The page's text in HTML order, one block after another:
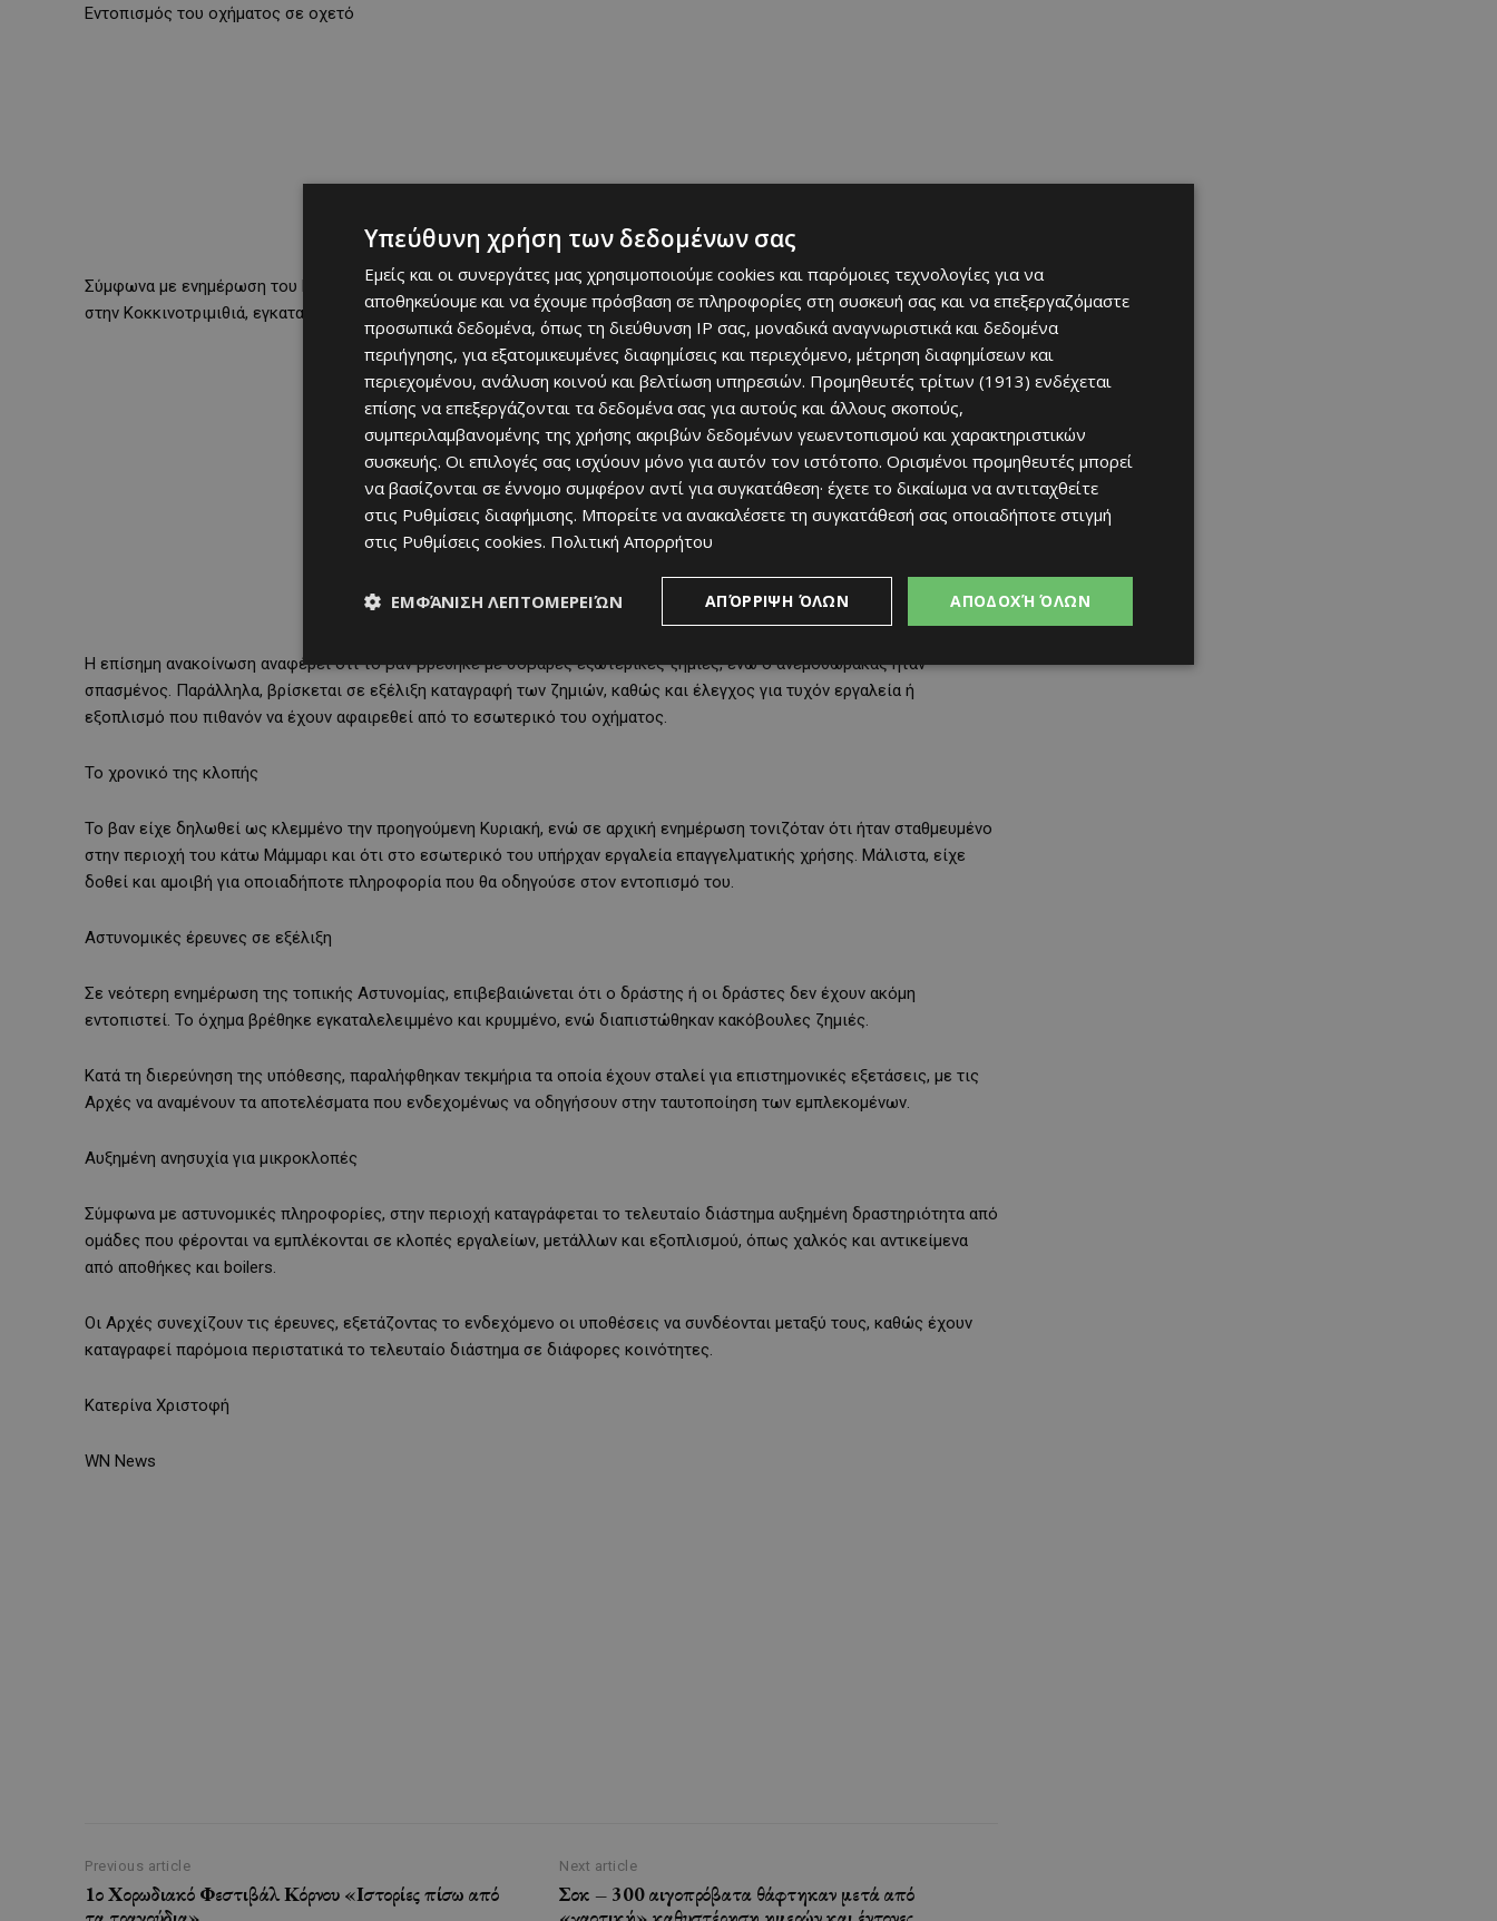
Εντοπισμός του οχήματος σε οχετό
Σύμφωνα με ενημέρωση του Κοινοτικού Συμβουλίου Κοκκινοτριμιθιάς, το όχημα εντοπίστηκε λίγες ημέρες αργότερα
στην Κοκκινοτριμιθιά, εγκαταλελειμμένο μέσα σε οχετό.
Η επίσημη ανακοίνωση αναφέρει ότι το βαν βρέθηκε με σοβαρές εξωτερικές ζημιές, ενώ ο ανεμοθώρακας ήταν
σπασμένος. Παράλληλα, βρίσκεται σε εξέλιξη καταγραφή των ζημιών, καθώς και έλεγχος για τυχόν εργαλεία ή
εξοπλισμό που πιθανόν να έχουν αφαιρεθεί από το εσωτερικό του οχήματος.
Το χρονικό της κλοπής
Το βαν είχε δηλωθεί ως κλεμμένο την προηγούμενη Κυριακή, ενώ σε αρχική ενημέρωση τονιζόταν ότι ήταν σταθμευμένο
στην περιοχή του κάτω Μάμμαρι και ότι στο εσωτερικό του υπήρχαν εργαλεία επαγγελματικής χρήσης. Μάλιστα, είχε
δοθεί και αμοιβή για οποιαδήποτε πληροφορία που θα οδηγούσε στον εντοπισμό του.
Αστυνομικές έρευνες σε εξέλιξη
Σε νεότερη ενημέρωση της τοπικής Αστυνομίας, επιβεβαιώνεται ότι ο δράστης ή οι δράστες δεν έχουν ακόμη
εντοπιστεί. Το όχημα βρέθηκε εγκαταλελειμμένο και κρυμμένο, ενώ διαπιστώθηκαν κακόβουλες ζημιές.
Κατά τη διερεύνηση της υπόθεσης, παραλήφθηκαν τεκμήρια τα οποία έχουν σταλεί για επιστημονικές εξετάσεις, με τις
Αρχές να αναμένουν τα αποτελέσματα που ενδεχομένως να οδηγήσουν στην ταυτοποίηση των εμπλεκομένων.
Αυξημένη ανησυχία για μικροκλοπές
Σύμφωνα με αστυνομικές πληροφορίες, στην περιοχή καταγράφεται το τελευταίο διάστημα αυξημένη δραστηριότητα από
ομάδες που φέρονται να εμπλέκονται σε κλοπές εργαλείων, μετάλλων και εξοπλισμού, όπως χαλκός και αντικείμενα
από αποθήκες και boilers.
Οι Αρχές συνεχίζουν τις έρευνες, εξετάζοντας το ενδεχόμενο οι υποθέσεις να συνδέονται μεταξύ τους, καθώς έχουν
καταγραφεί παρόμοια περιστατικά το τελευταίο διάστημα σε διάφορες κοινότητες.
Κατερίνα Χριστοφή
WN News
Previous article
1ο Χορωδιακό Φεστιβάλ Κόρνου «Ιστορίες πίσω από
Next article
Σοκ – 300 αιγοπρόβατα θάφτηκαν μετά από
Υπεύθυνη χρήση των δεδομένων σας
Εμείς και οι συνεργάτες μας χρησιμοποιούμε cookies και παρόμοιες τεχνολογίες για να
αποθηκεύουμε και να έχουμε πρόσβαση σε πληροφορίες στη συσκευή σας και να επεξεργαζόμαστε
προσωπικά δεδομένα, όπως τη διεύθυνση IP σας, μοναδικά αναγνωριστικά και δεδομένα
περιήγησης, για εξατομικευμένες διαφημίσεις και περιεχόμενο, μέτρηση διαφημίσεων και
περιεχομένου, ανάλυση κοινού και βελτίωση υπηρεσιών. Προμηθευτές τρίτων (1913) ενδέχεται
επίσης να επεξεργάζονται τα δεδομένα σας για αυτούς και άλλους σκοπούς,
συμπεριλαμβανομένης της χρήσης ακριβών δεδομένων γεωεντοπισμού και χαρακτηριστικών
συσκευής. Οι επιλογές σας ισχύουν μόνο για αυτόν τον ιστότοπο. Ορισμένοι προμηθευτές μπορεί
να βασίζονται σε έννομο συμφέρον αντί για συγκατάθεση· έχετε το δικαίωμα να αντιταχθείτε
στις Ρυθμίσεις διαφήμισης. Μπορείτε να ανακαλέσετε τη συγκατάθεσή σας οποιαδήποτε στιγμή
στις Ρυθμίσεις cookies. Πολιτική Απορρήτου
ΑΠΟΔΟΧΉ ΌΛΩΝ
ΑΠΌΡΡΙΨΗ ΌΛΩΝ
ΕΜΦΆΝΙΣΗ ΛΕΠΤΟΜΕΡΕΙΏΝ